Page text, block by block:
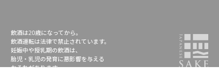
飲酒は20歳になってから。
飲酒運転は法律で禁止されています。
妊娠中や授乳期の飲酒は、
胎児・乳児の発育に悪影響を与える
おそれがあります。